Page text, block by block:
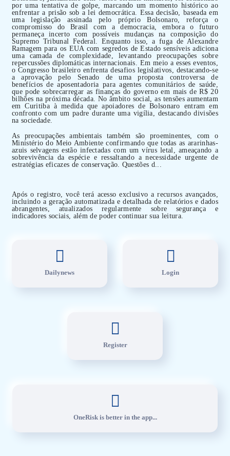
por uma tentativa de golpe, marcando um momento histórico ao
enfrentar a prisão sob a lei democrática. Essa decisão, baseada em
uma legislação assinada pelo próprio Bolsonaro, reforça o
compromisso do Brasil com a democracia, embora o futuro
permaneça incerto com possíveis mudanças na composição do
Supremo Tribunal Federal. Enquanto isso, a fuga de Alexandre
Ramagem para os EUA com segredos de Estado sensíveis adiciona
uma camada de complexidade, levantando preocupações sobre
repercussões diplomáticas internacionais. Em meio a esses eventos,
o Congresso brasileiro enfrenta desafios legislativos, destacando-se
a aprovação pelo Senado de uma proposta controversa de
benefícios de aposentadoria para agentes comunitários de saúde,
que pode sobrecarregar as finanças do governo em mais de R$ 20
bilhões na próxima década. No âmbito social, as tensões aumentam
em Curitiba à medida que apoiadores de Bolsonaro entram em
confronto com um padre durante uma vigília, destacando divisões
na sociedade.
As preocupações ambientais também são proeminentes, com o
Ministério do Meio Ambiente confirmando que todas as ararinhas-
azuis selvagens estão infectadas com um vírus letal, ameaçando a
sobrevivência da espécie e ressaltando a necessidade urgente de
estratégias eficazes de conservação. Questões d...
Após o registro, você terá acesso exclusivo a recursos avançados,
incluindo a geração automatizada e detalhada de relatórios e dados
abrangentes, atualizados regularmente sobre segurança e
indicadores sociais, além de poder continuar sua leitura.
Dailynews Login
Register
OneRisk is better in the app...